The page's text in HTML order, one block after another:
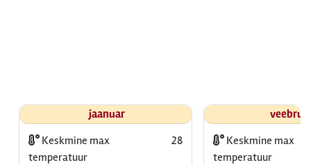
jaanuar
Keskmine max
temperatuur
28
Keskmine max
temperatuur